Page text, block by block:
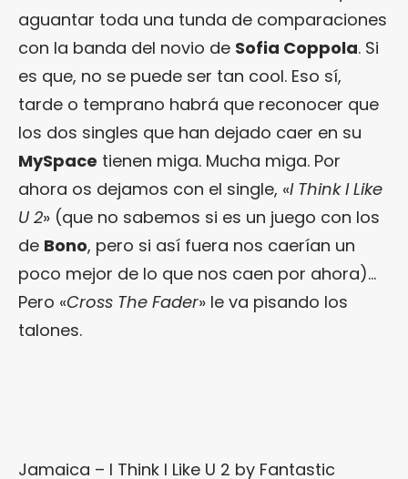
aguantar toda una tunda de comparaciones
con la banda del novio de Sofia Coppola. Si
es que, no se puede ser tan cool. Eso sí,
tarde o temprano habrá que reconocer que
los dos singles que han dejado caer en su
MySpace tienen miga. Mucha miga. Por
ahora os dejamos con el single, «I Think I Like
U 2» (que no sabemos si es un juego con los
de Bono, pero si así fuera nos caerían un
poco mejor de lo que nos caen por ahora)…
Pero «Cross The Fader» le va pisando los
talones.
Jamaica – I Think I Like U 2 by Fantastic